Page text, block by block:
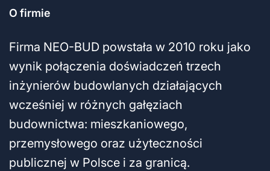
O firmie
Firma NEO-BUD powstała w 2010 roku jako
wynik połączenia doświadczeń trzech
inżynierów budowlanych działających
wcześniej w różnych gałęziach
budownictwa: mieszkaniowego,
przemysłowego oraz użyteczności
publicznej w Polsce i za granicą.